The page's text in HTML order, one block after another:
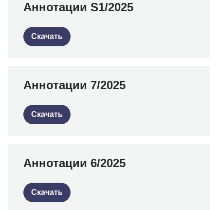
Аннотации S1/2025
Скачать
Аннотации 7/2025
Скачать
Аннотации 6/2025
Скачать